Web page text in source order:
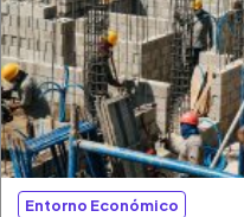
Entorno Económico